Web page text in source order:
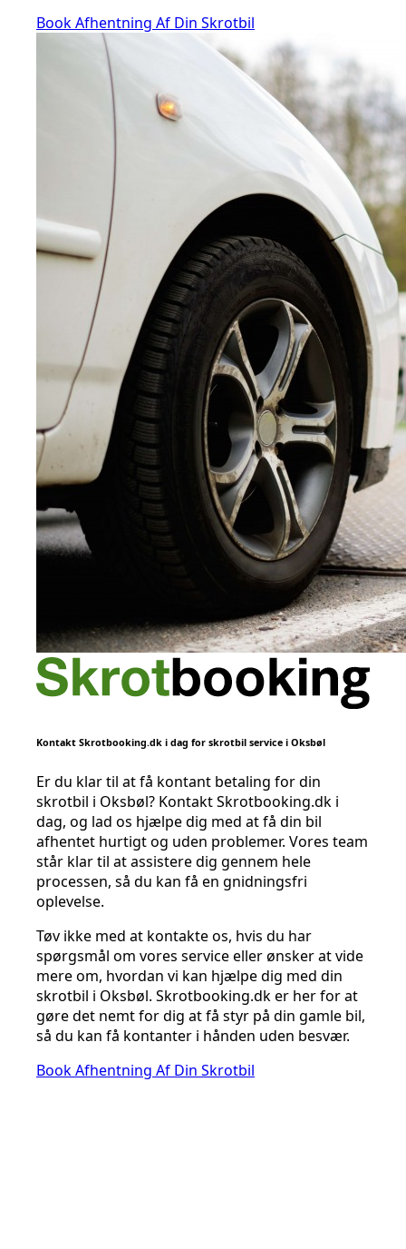
Book Afhentning Af Din Skrotbil
Kontakt Skrotbooking.dk i dag for skrotbil service i Oksbøl
Er du klar til at få kontant betaling for din
skrotbil i Oksbøl? Kontakt Skrotbooking.dk i
dag, og lad os hjælpe dig med at få din bil
afhentet hurtigt og uden problemer. Vores team
står klar til at assistere dig gennem hele
processen, så du kan få en gnidningsfri
oplevelse.
Tøv ikke med at kontakte os, hvis du har
spørgsmål om vores service eller ønsker at vide
mere om, hvordan vi kan hjælpe dig med din
skrotbil i Oksbøl. Skrotbooking.dk er her for at
gøre det nemt for dig at få styr på din gamle bil,
så du kan få kontanter i hånden uden besvær.
Book Afhentning Af Din Skrotbil